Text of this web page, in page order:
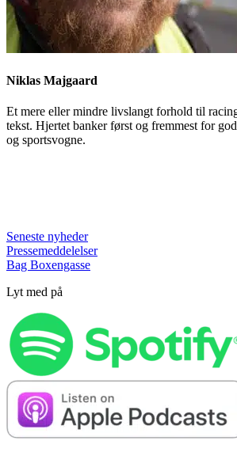
Niklas Majgaard
Et mere eller mindre livslangt forhold til
tekst. Hjertet banker først og fremmest for
og sportsvogne.
Seneste nyheder
Pressemeddelelser
Bag Boxengasse
Lyt med på